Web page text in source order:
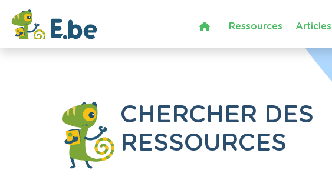
Ressources Articles
CHERCHER DES
RESSOURCES